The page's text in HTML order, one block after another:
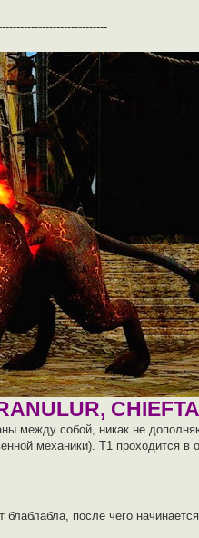
между собой, никак не
механики). Т1 проходится в
после чего